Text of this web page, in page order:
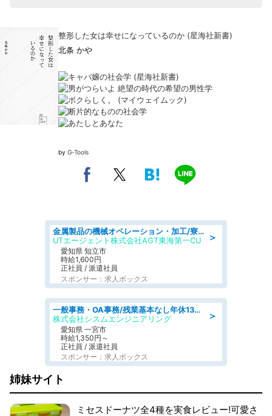
整形した女は幸せになっているのか (星海社新書)
北条 かや
by G-Tools
＞
金属製品の機械オペレーション・加工/寮完備/日払い/工場・製造
UTエージェント株式会社AGT東海第一CU
愛知県 知立市
時給1,600円
正社員 / 派遣社員
スポンサー：求人ボックス
＞
一般事務・OA事務/残業基本なし年休130日社保完備の一般・調達事務
株式会社シスムエンジニアリング
愛知県 一宮市
時給1,350円～
正社員 / 派遣社員
スポンサー：求人ボックス
姉妹サイト
ミセスドーナツ全4種を実食レビュー!可愛さ